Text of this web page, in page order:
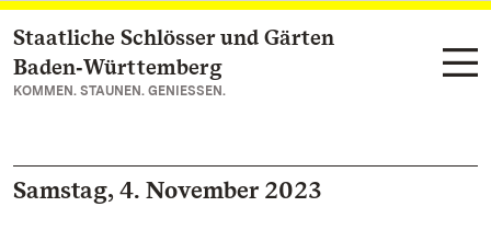
Zum Hauptinhalt springen
Staatliche Schlösser und Gärten
Baden‑Württemberg
KOMMEN. STAUNEN. GENIESSEN.
Samstag, 4. November 2023